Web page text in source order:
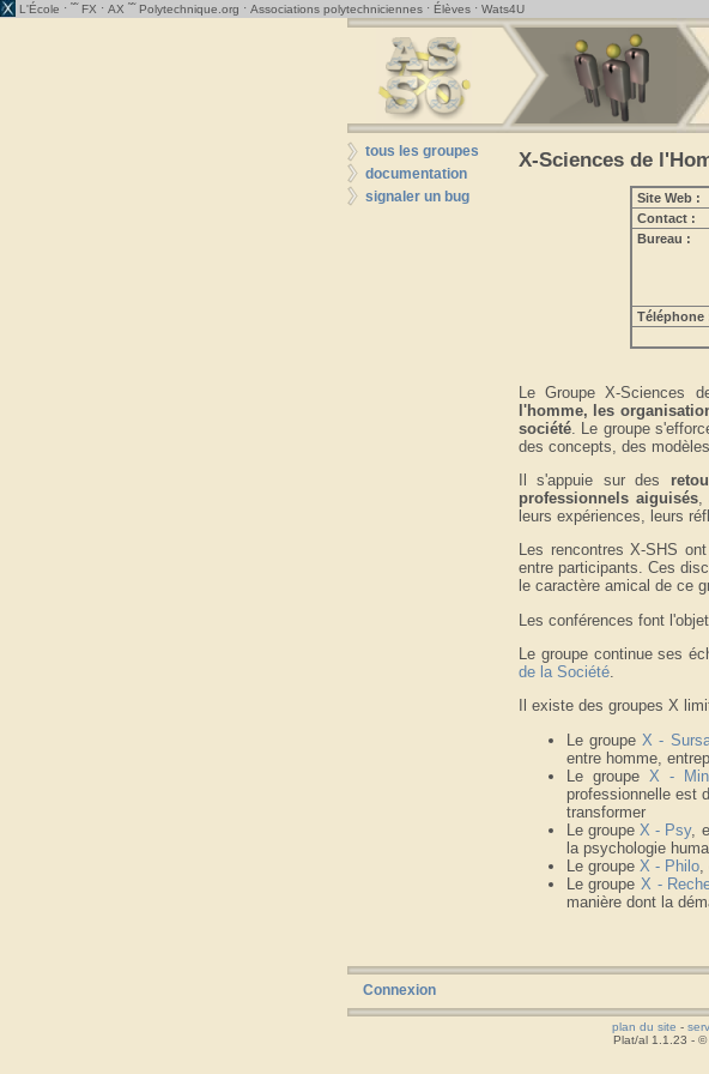
L'École · ˜˜ FX · AX ˜˜ Polytechnique.org · Associations polytechniciennes · Élèves · Wats4U
tous les groupes
documentation
signaler un bug
X-Sciences de
Site Web :
Contact :
Bureau :
Téléphone
Le Groupe X-Sciences
l'homme, les
société. Le groupe
des concepts, des
Il s'appuie sur des
professionnels aiguisés,
leurs expériences, leurs
Les rencontres X-SHS
entre participants. Ces
le caractère amical de ce
Les conférences font
Le groupe continue ses
de la Société.
Il existe des groupes X
Le groupeX -
entre homme,
Le groupe X -
professionnelle est
transformer
Le groupeX - Psy,
la psychologie
Le groupe X - Philo,
Le groupeX -
manière dont la
Connexion
plan du site -
Plat/al 1.1.23 - ©